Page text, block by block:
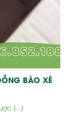
BÀO XÊ
[...]